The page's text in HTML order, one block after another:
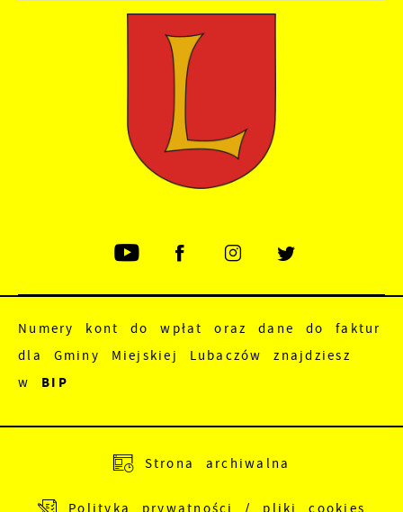
Numery kont do wpłat oraz dane do faktur
dla Gminy Miejskiej Lubaczów znajdziesz
w BIP
Strona archiwalna
Polityka prywatności / pliki cookies